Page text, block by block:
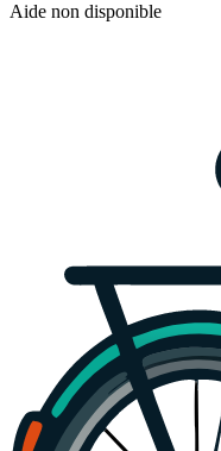
Aide non disponible